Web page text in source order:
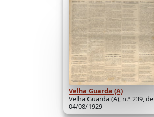
Velha Guarda (A)
Velha Guarda (A), n.º 239, de
04/08/1929